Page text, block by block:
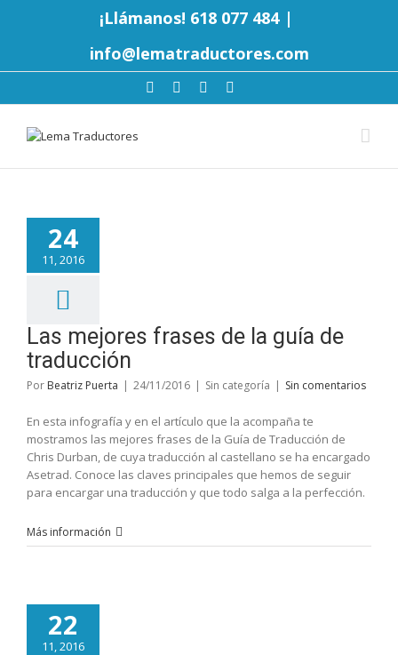
¡Llámanos! 618 077 484 |
info@lematraductores.com
24
11, 2016
Las mejores frases de la guía de
traducción
Por Beatriz Puerta | 24/11/2016 | Sin categoría | Sin comentarios
En esta infografía y en el artículo que la acompaña te
mostramos las mejores frases de la Guía de Traducción de
Chris Durban, de cuya traducción al castellano se ha encargado
Asetrad. Conoce las claves principales que hemos de seguir
para encargar una traducción y que todo salga a la perfección.
Más información
22
11, 2016